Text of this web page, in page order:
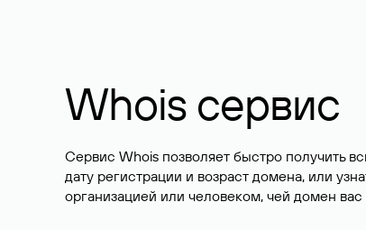
Whois сервис
Сервис Whois позволяет быстро получить
дату регистрации и возраст домена, или
организацией или человеком, чей домен вас